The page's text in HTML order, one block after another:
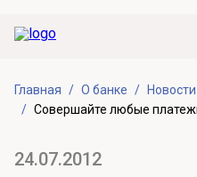
Главная О банке
Новости
Совершайте любые
24.07.2012